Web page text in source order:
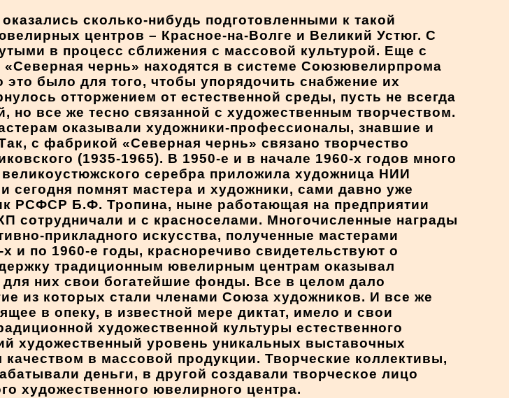
сколько-нибудь подготовленными к такой
центров – Красное-на-Волге и Великий Устюг. С
в процесс сближения с массовой культурой. Еще с
чернь» находятся в системе Союзювелирпрома
это было для того, чтобы упорядочить снабжение их
отторжением от естественной среды, пусть не всегда
все же тесно связанной с художественным творчеством.
оказывали художники-профессионалы, знавшие и
с фабрикой «Северная чернь» связано творчество
(1935-1965). В 1950-е и в начале 1960-х годов много
серебра приложила художница НИИ
помнят мастера и художники, сами давно уже
РСФСР Б.Ф. Тропина, ныне работающая на предприятии
и с красноселами. Многочисленные награды
прикладного искусства, полученные мастерами
и по 1960-е годы, красноречиво свидетельствуют о
традиционным ювелирным центрам оказывал
них свои богатейшие фонды. Все в целом дало
из которых стали членами Союза художников. И все же
в опеку, в известной мере диктат, имело и свои
художественной культуры естественного
художественный уровень уникальных выставочных
в массовой продукции. Творческие коллективы,
деньги, в другой создавали творческое лицо
художественного ювелирного центра.